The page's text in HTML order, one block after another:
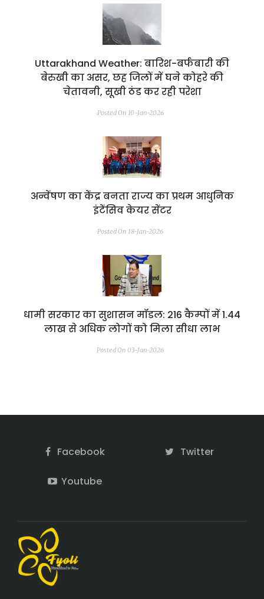
Uttarakhand Weather: बारिश-बर्फबारी की
बेरुखी का असर, छह जिलों में घने कोहरे की
चेतावनी, सूखी ठंड कर रही परेशा
Posted On 10-Jan-2026
अन्वेंषण का केंद्र बनता राज्य का प्रथम आधुनिक
इंटेंसिव केयर सेंटर
Posted On 18-Jan-2026
धामी सरकार का सुशासन मॉडल: 216 कैम्पों में 1.44
लाख से अधिक लोगों को मिला सीधा लाभ
Posted On 03-Jan-2026
Facebook Twitter
Youtube